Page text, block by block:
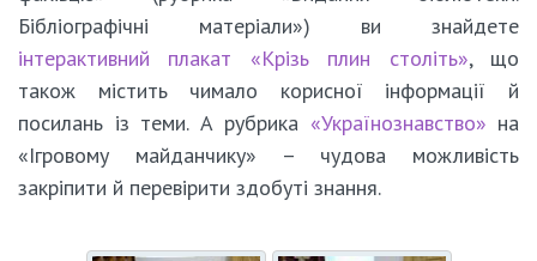
Бібліографічні матеріали») ви знайдете
інтерактивний плакат «Крізь плин століть», що
також містить чимало корисної інформації й
посилань із теми. А рубрика «Українознавство» на
«Ігровому майданчику» – чудова можливість
закріпити й перевірити здобуті знання.